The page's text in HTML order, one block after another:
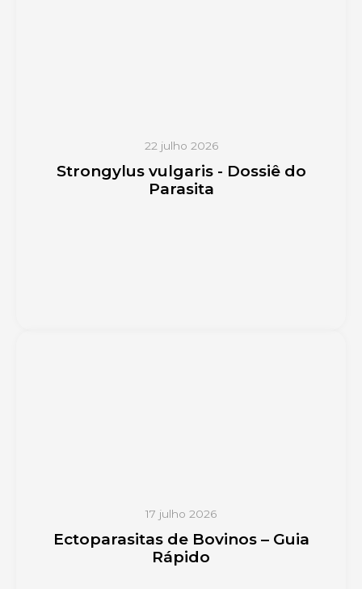
22 julho 2026
Strongylus vulgaris - Dossiê do
Parasita
17 julho 2026
Ectoparasitas de Bovinos – Guia
Rápido